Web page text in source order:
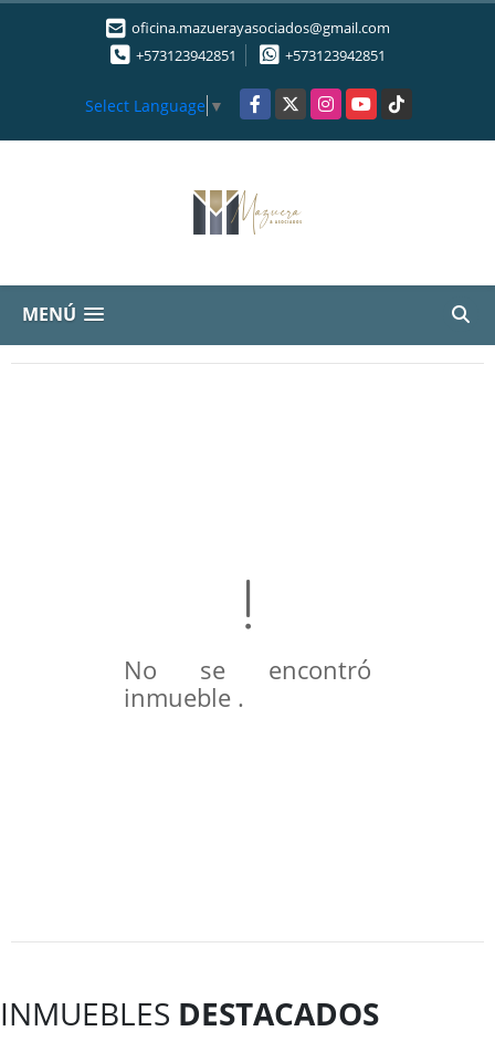
oficina.mazuerayasociados@gmail.com
+573123942851
+573123942851
Select Language ▼ Facebook
X InstagramYouTubeTikTok
MENÚ
No se encontró
inmueble .
INMUEBLES DESTACADOS